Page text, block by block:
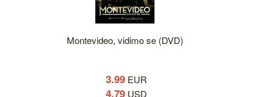
Montevideo, vidimo se (DVD)
3.99 EUR
4.79 USD